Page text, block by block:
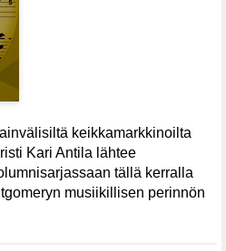
keikkamarkkinoilta
Kari Antila lähtee
tällä kerralla
musiikillisen perinnön